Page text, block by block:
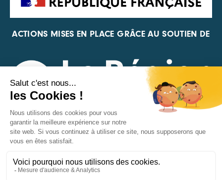
ACTIONS MISES EN PLACE GRÂCE AU SOUTIEN DE
REPRÉSENTANT DE LA PFA, DE LA FIF ET DE FRANCE
VÉLO